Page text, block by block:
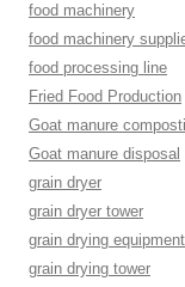
food machinery
food machinery
food processing line
Fried Food Production
Goat manure
Goat manure disposal
grain dryer
grain dryer tower
grain drying equipment
grain drying tower